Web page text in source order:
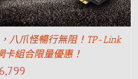
八爪怪暢行無阻！TP-Link
組合限量優惠！
6,799